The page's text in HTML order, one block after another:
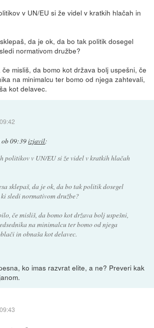
v UN/EU si že videl v kratkih hlačah in
da je ok, da bo tak politik dosegel
normativom družbe?
misliš, da bomo kot država bolj uspešni, če
na minimalcu ter bomo od njega zahtevali,
kot delavec.
ob 09:39izjavil:
politikov v UN/EU si že videl v kratkih hlačah
sklepaš, da je ok, da bo tak politik dosegel
sledi normativom družbe?
če misliš, da bomo kot država bolj uspešni,
na minimalcu ter bomo od njega
in obnaša kot delavec.
ko imas razvrat elite, a ne? Preveri kak